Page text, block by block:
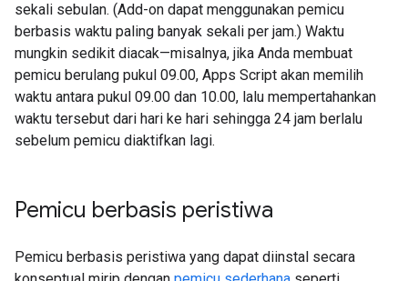
sekali sebulan. (Add-on dapat menggunakan pemicu
berbasis waktu paling banyak sekali per jam.) Waktu
mungkin sedikit diacak—misalnya, jika Anda membuat
pemicu berulang pukul 09.00, Apps Script akan memilih
waktu antara pukul 09.00 dan 10.00, lalu mempertahankan
waktu tersebut dari hari ke hari sehingga 24 jam berlalu
sebelum pemicu diaktifkan lagi.
Pemicu berbasis peristiwa
Pemicu berbasis peristiwa yang dapat diinstal secara